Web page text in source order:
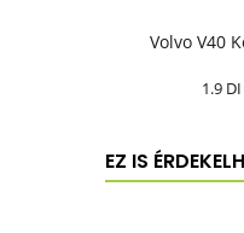
Volvo V40
1.9
EZ IS